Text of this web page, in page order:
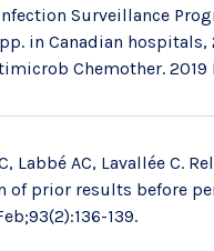
Surveillance
in Canadian hospitals,
Chemother. 2019
Labbé AC, Lavallée C.
of prior results before
139.